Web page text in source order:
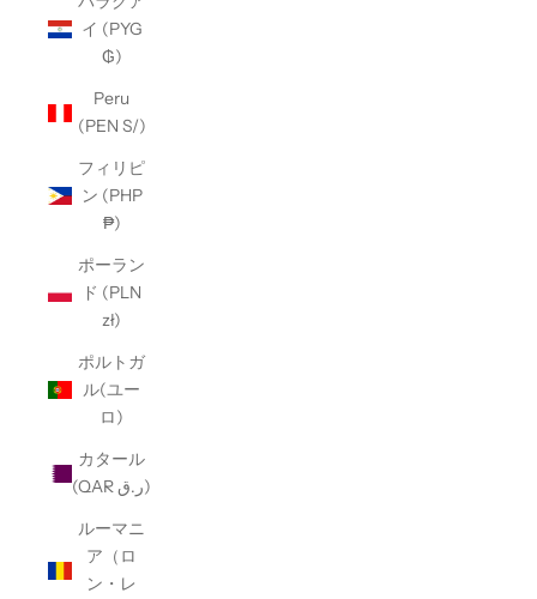
イ (PYG
₲)
Peru
(PEN S/)
フィリピ
ン (PHP
₱)
ポーラン
ド (PLN
zł)
ポルトガ
ル(ユー
ロ)
カタール
(QAR ر.ق)
ルーマニ
ア（ロ
ン・レ